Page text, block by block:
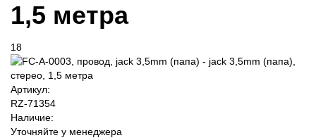
1,5 метра
18
Артикул:
RZ-71354
Наличие:
Уточняйте у менеджера